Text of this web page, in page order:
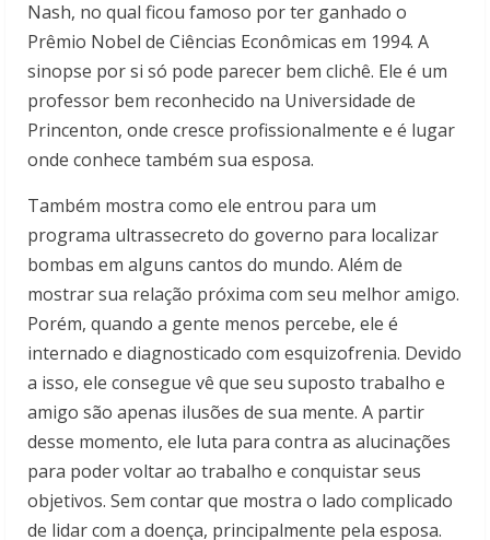
Nash, no qual ficou famoso por ter ganhado o
Prêmio Nobel de Ciências Econômicas em 1994. A
sinopse por si só pode parecer bem clichê. Ele é um
professor bem reconhecido na Universidade de
Princenton, onde cresce profissionalmente e é lugar
onde conhece também sua esposa.
Também mostra como ele entrou para um
programa ultrassecreto do governo para localizar
bombas em alguns cantos do mundo. Além de
mostrar sua relação próxima com seu melhor amigo.
Porém, quando a gente menos percebe, ele é
internado e diagnosticado com esquizofrenia. Devido
a isso, ele consegue vê que seu suposto trabalho e
amigo são apenas ilusões de sua mente. A partir
desse momento, ele luta para contra as alucinações
para poder voltar ao trabalho e conquistar seus
objetivos. Sem contar que mostra o lado complicado
de lidar com a doença, principalmente pela esposa.